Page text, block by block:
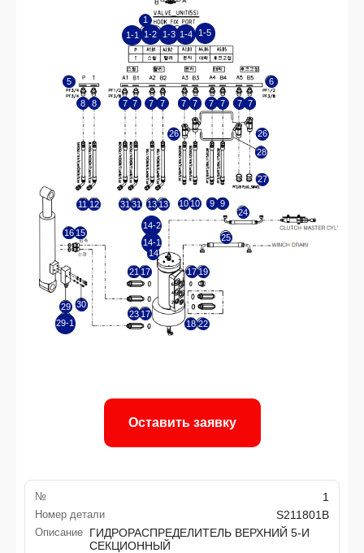
9
17
27
24
25
23
10
18
21
10
19
Оставить заявку
№ 1
Номер детали S211801B
Описание ГИДРОРАСПРЕДЕЛИТЕЛЬ ВЕРХНИЙ 5-И
СЕКЦИОННЫЙ